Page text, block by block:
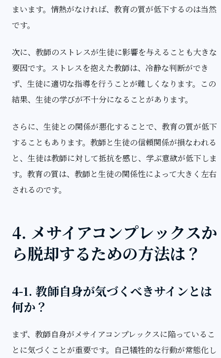
まいます。情熱がなければ、教育の質が低下するのは当然
です。
次に、教師のストレスが生徒に影響を与えることも大きな
要因です。ストレスを抱えた教師は、冷静な判断ができ
ず、生徒に適切な指導を行うことが難しくなります。この
結果、生徒の学びが不十分になることがあります。
さらに、生徒との関係が悪化することで、教育の質が低下
することもあります。教師と生徒の信頼関係が損なわれる
と、生徒は教師に対して抵抗を感じ、学ぶ意欲が低下しま
す。教育の質は、教師と生徒の関係性によって大きく左右
されるのです。
4. メサイアコンプレックスか
ら脱却するための方法は？
4-1. 教師自身が気づくべきサインとは
何か？
まず、教師自身がメサイアコンプレックスに陥っているこ
とに気づくことが重要です。自己犠牲的な行動が常態化し